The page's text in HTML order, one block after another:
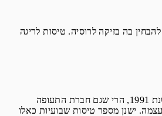
בה בזיקה לרוסיה. טיסות לריגה
החברה היחידה נכון לעכשיו המציעה טיסות ישירות לריגה היא אייר בלטיק, חברת התעופה הלאומית של לטביה. מאחר שלטביה זכתה לעצמאות רק בשנת 1991, הרי שגם חברת התעופה
ריגה, השוכן מערבית לעיר עצמה. ישנן מספר טיסות שבועיות כאלו